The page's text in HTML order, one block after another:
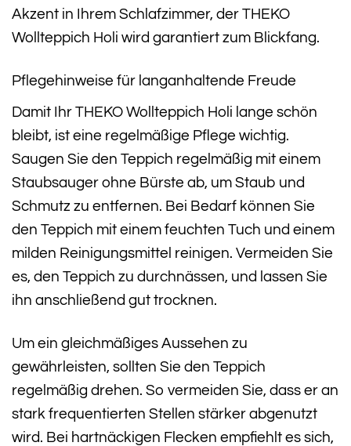
Akzent in Ihrem Schlafzimmer, der THEKO
Wollteppich Holi wird garantiert zum Blickfang.
Pflegehinweise für langanhaltende Freude
Damit Ihr THEKO Wollteppich Holi lange schön
bleibt, ist eine regelmäßige Pflege wichtig.
Saugen Sie den Teppich regelmäßig mit einem
Staubsauger ohne Bürste ab, um Staub und
Schmutz zu entfernen. Bei Bedarf können Sie
den Teppich mit einem feuchten Tuch und einem
milden Reinigungsmittel reinigen. Vermeiden Sie
es, den Teppich zu durchnässen, und lassen Sie
ihn anschließend gut trocknen.
Um ein gleichmäßiges Aussehen zu
gewährleisten, sollten Sie den Teppich
regelmäßig drehen. So vermeiden Sie, dass er an
stark frequentierten Stellen stärker abgenutzt
wird. Bei hartnäckigen Flecken empfiehlt es sich,